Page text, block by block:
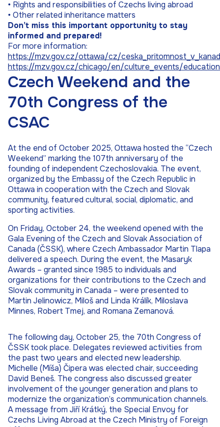
• Rights and responsibilities of Czechs living abroad
• Other related inheritance matters
Don’t miss this important opportunity to stay
informed and prepared!
For more information:
https://mzv.gov.cz/ottawa/cz/
https://mzv.gov.cz/chicago/en/culture_events/
Czech Weekend and the
70th Congress of the
CSAC
At the end of October 2025, Ottawa hosted the “Czech
Weekend” marking the 107th anniversary of the
founding of independent Czechoslovakia. The event,
organized by the Embassy of the Czech Republic in
Ottawa in cooperation with the Czech and Slovak
community, featured cultural, social, diplomatic, and
sporting activities.
On Friday, October 24, the weekend opened with the
Gala Evening of the Czech and Slovak Association of
Canada (ČSSK), where Czech Ambassador Martin Tlapa
delivered a speech. During the event, the Masaryk
Awards – granted since 1985 to individuals and
organizations for their contributions to the Czech and
Slovak community in Canada – were presented to
Martin Jelinowicz, Miloš and Linda Králík, Miloslava
Minnes, Robert Tmej, and Romana Zemanová.
The following day, October 25, the 70th Congress of
ČSSK took place. Delegates reviewed activities from
the past two years and elected new leadership.
Michelle (Míša) Čipera was elected chair, succeeding
David Beneš. The congress also discussed greater
involvement of the younger generation and plans to
modernize the organization’s communication channels.
A message from Jiří Krátký, the Special Envoy for
Czechs Living Abroad at the Czech Ministry of Foreign